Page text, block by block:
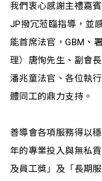
我們衷心感謝主禮嘉
JP撥冗蒞臨指導，並
能首席法官，GBM、
理）唐恂先生、副會
潘兆童法官、各位執
體同工的鼎力支持。
善導會各項服務得以
年的專業投入與無私
及員工獎」及「長期